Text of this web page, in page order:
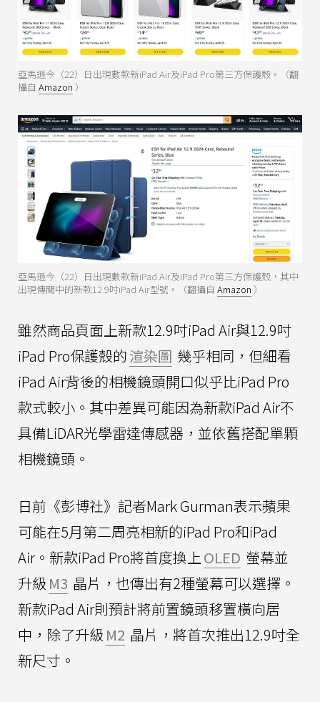
亞馬遜今（22）日出現數款新iPad Air及iPad Pro第三方保護殼。（翻
攝自 Amazon ）
亞馬遜今（22）日出現數款新iPad Air及iPad Pro第三方保護殼，其中
出現傳聞中的新款12.9吋iPad Air型號。（翻攝自 Amazon ）
雖然商品頁面上新款12.9吋iPad Air與12.9吋
iPad Pro保護殼的渲染圖 幾乎相同，但細看
iPad Air背後的相機鏡頭開口似乎比iPad Pro
款式較小。其中差異可能因為新款iPad Air不
具備LiDAR光學雷達傳感器，並依舊搭配單顆
相機鏡頭。
日前《彭博社》記者Mark Gurman表示蘋果
可能在5月第二周亮相新的iPad Pro和iPad
Air。新款iPad Pro將首度換上 OLED 螢幕並
升級 M3 晶片，也傳出有2種螢幕可以選擇。
新款iPad Air則預計將前置鏡頭移置橫向居
中，除了升級 M2 晶片，將首次推出12.9吋全
新尺寸。